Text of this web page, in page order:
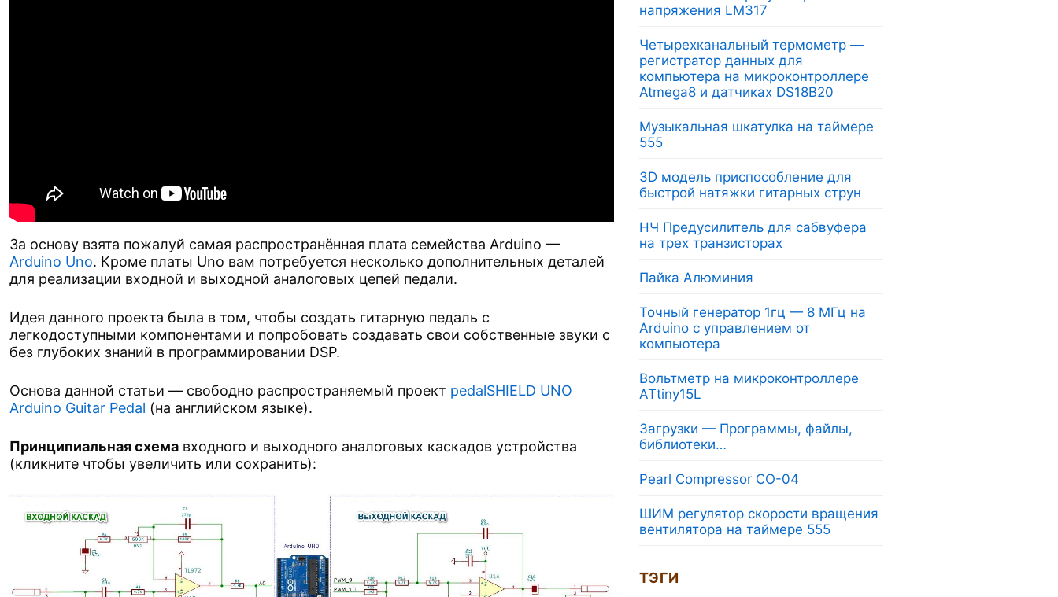
За основу взята пожалуй самая распространённая плата семейства Arduino —
Arduino Uno. Кроме платы Uno вам потребуется несколько дополнительных деталей
для реализации входной и выходной аналоговых цепей педали.
Идея данного проекта была в том, чтобы создать гитарную педаль с
легкодоступными компонентами и попробовать создавать свои собственные звуки с
без глубоких знаний в программировании DSP.
Основа данной статьи — свободно распространяемый проект pedalSHIELD UNO
Arduino Guitar Pedal (на английском языке).
Принципиальная схема входного и выходного аналоговых каскадов устройства
(кликните чтобы увеличить или сохранить):
напряжения LM317
Четырехканальный термометр —
регистратор данных для
компьютера на микроконтроллере
Atmega8 и датчиках DS18B20
Музыкальная шкатулка на таймере
555
3D модель приспособление для
быстрой натяжки гитарных струн
НЧ Предусилитель для сабвуфера
на трех транзисторах
Пайка Алюминия
Точный генератор 1гц — 8 МГц на
Arduino с управлением от
компьютера
Вольтметр на микроконтроллере
ATtiny15L
Загрузки — Программы, файлы,
библиотеки…
Pearl Compressor CO-04
ШИМ регулятор скорости вращения
вентилятора на таймере 555
ТЭГИ